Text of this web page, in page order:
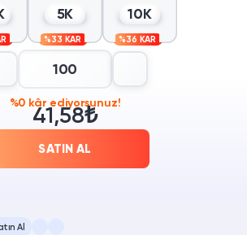
R
5K
%33 KAR
10K
%36 KAR
%0 kâr ediyorsunuz!
41,58₺
SATIN AL
Al